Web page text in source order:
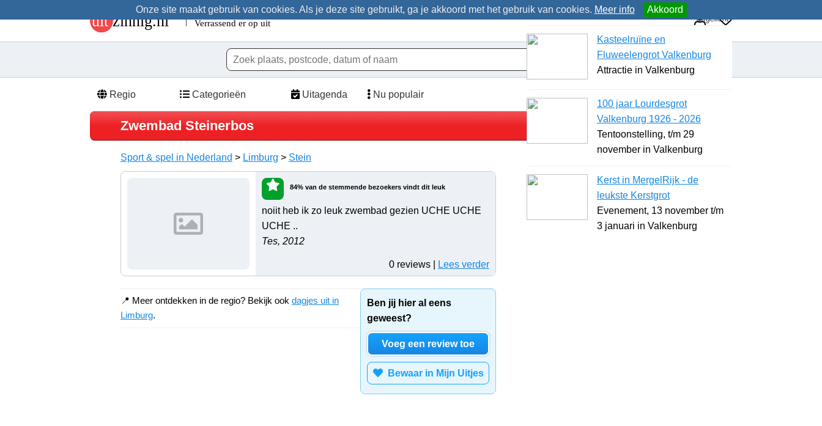
Onze site maakt gebruik van cookies. Als je deze site gebruikt, ga je akkoord met het gebruik van cookies. Meer info Akkoord
Regio Categorieën Uitagenda Nu populair
Zwembad Steinerbos
Sport & spel in Nederland > Limburg > Stein
84% van de stemmende bezoekers vindt dit leuk
noiit heb ik zo leuk zwembad gezien UCHE UCHE
UCHE ..
Tes, 2012
0 reviews | Lees verder
Ben jij hier al eens
geweest?
Voeg een review toe
Bewaar in Mijn Uitjes
📍 Meer ontdekken in de regio? Bekijk ook dagjes uit in
Limburg.
Uitgelicht
Kasteelruïne en
Fluweelengrot Valkenburg
Attractie in Valkenburg
100 jaar Lourdesgrot
Valkenburg 1926 - 2026
Tentoonstelling, t/m 29
november in Valkenburg
Kerst in MergelRijk - de
leukste Kerstgrot
Evenement, 13 november t/m
3 januari in Valkenburg